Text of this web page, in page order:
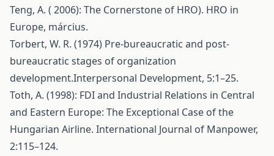
Teng, A. ( 2006): The Cornerstone of HRO). HRO in
Europe, március.
Torbert, W. R. (1974) Pre-bureaucratic and post-
bureaucratic stages of organization
development.Interpersonal Development, 5:1–25.
Toth, A. (1998): FDI and Industrial Relations in Central
and Eastern Europe: The Exceptional Case of the
Hungarian Airline. International Journal of Manpower,
2:115–124.